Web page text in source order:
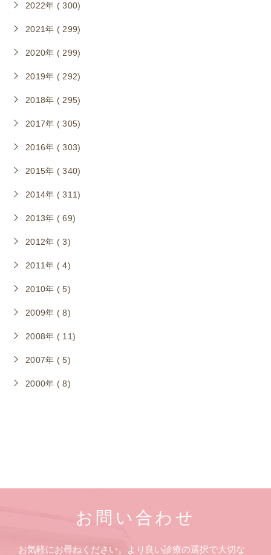
2022年 ( 300)
2021年 ( 299)
2020年 ( 299)
2019年 ( 292)
2018年 ( 295)
2017年 ( 305)
2016年 ( 303)
2015年 ( 340)
2014年 ( 311)
2013年 ( 69)
2012年 ( 3)
2011年 ( 4)
2010年 ( 5)
2009年 ( 8)
2008年 ( 11)
2007年 ( 5)
2000年 ( 8)
お問い合わせ
お気軽にお尋ねください。より良い診療の選択で大切な